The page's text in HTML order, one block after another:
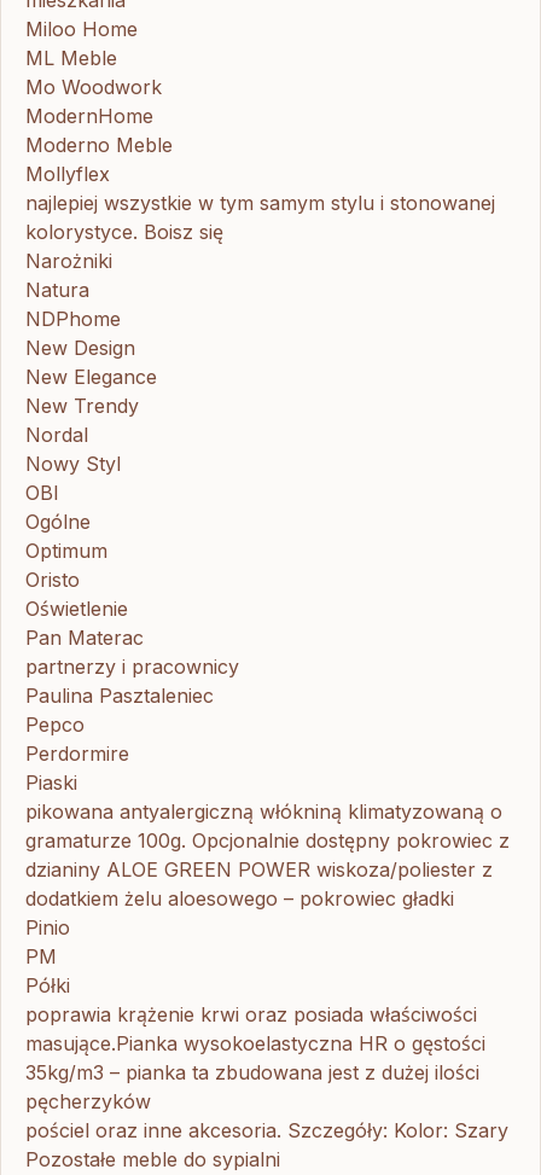
Miloo Home
ML Meble
Mo Woodwork
ModernHome
Moderno Meble
Mollyflex
najlepiej wszystkie w tym samym stylu i stonowanej
kolorystyce. Boisz się
Narożniki
Natura
NDPhome
New Design
New Elegance
New Trendy
Nordal
Nowy Styl
OBI
Ogólne
Optimum
Oristo
Oświetlenie
Pan Materac
partnerzy i pracownicy
Paulina Pasztaleniec
Pepco
Perdormire
Piaski
pikowana antyalergiczną włókniną klimatyzowaną o
gramaturze 100g. Opcjonalnie dostępny pokrowiec z
dzianiny ALOE GREEN POWER wiskoza/poliester z
dodatkiem żelu aloesowego – pokrowiec gładki
Pinio
PM
Półki
poprawia krążenie krwi oraz posiada właściwości
masujące.Pianka wysokoelastyczna HR o gęstości
35kg/m3 – pianka ta zbudowana jest z dużej ilości
pęcherzyków
pościel oraz inne akcesoria. Szczegóły: Kolor: Szary
Pozostałe meble do sypialni